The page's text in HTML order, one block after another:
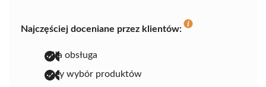
Najczęściej doceniane przez klientów:
miła obsługa
duży wybór produktów